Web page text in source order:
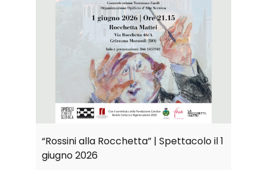
“Rossini alla Rocchetta” | Spettacolo il 1
giugno 2026